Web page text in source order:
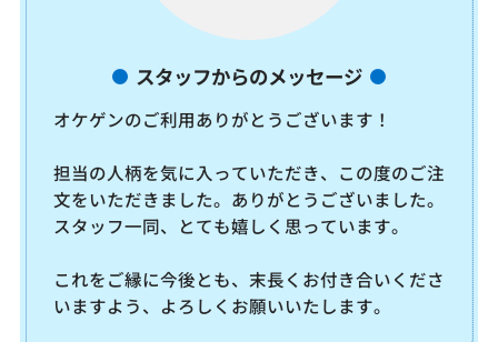
スタッフからのメッセージ
オケゲンのご利用ありがとうございます！
担当の人柄を気に入っていただき、この度のご注
文をいただきました。ありがとうございました。
スタッフ一同、とても嬉しく思っています。
これをご縁に今後とも、末長くお付き合いくださ
いますよう、よろしくお願いいたします。